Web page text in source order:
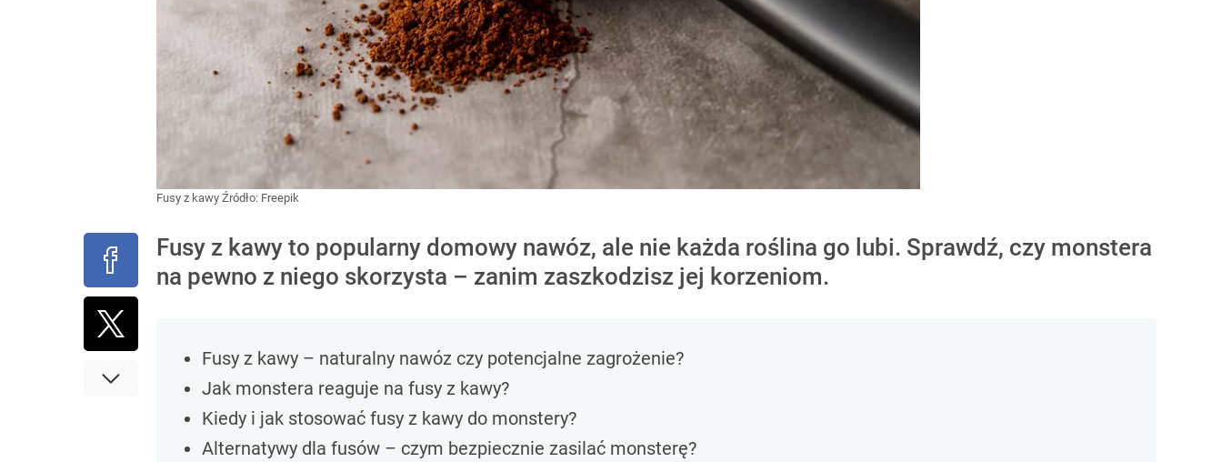
Fusy z kawy Źródło: Freepik
Fusy z kawy to popularny domowy nawóz, ale nie każda roślina go lubi. Sprawdź, czy monstera
na pewno z niego skorzysta – zanim zaszkodzisz jej korzeniom.
Fusy z kawy – naturalny nawóz czy potencjalne zagrożenie?
Jak monstera reaguje na fusy z kawy?
Kiedy i jak stosować fusy z kawy do monstery?
Alternatywy dla fusów – czym bezpiecznie zasilać monsterę?